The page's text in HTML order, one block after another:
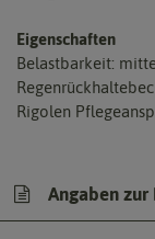
Eigenschaften
Belastbarkeit:
Rigolen
Angaben